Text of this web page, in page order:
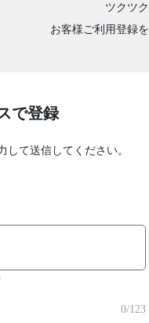
ツクツ
お客様ご利用登録
で登録
て送信してください。
0/123